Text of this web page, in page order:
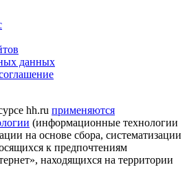
данных
hh.ru применяются
(информационные технологии
на основе сбора, систематизации
к предпочтениям
находящихся на территории